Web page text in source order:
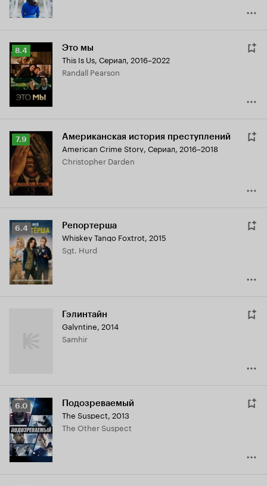
Рейтинг
Кинопоиска
8.4
8.4 Это мы
This Is Us, Сериал, 2016–2022
Randall Pearson
Рейтинг
Кинопоиска
7.9
7.9 Американская история преступлений
American Crime Story, Сериал, 2016–2018
Christopher Darden
Рейтинг
Кинопоиска
6.4
6.4 Репортерша
Whiskey Tango Foxtrot, 2015
Sgt. Hurd
Гэлинтайн
Galyntine, 2014
Samhir
Рейтинг
Кинопоиска
6.0
6.0 Подозреваемый
The Suspect, 2013
The Other Suspect